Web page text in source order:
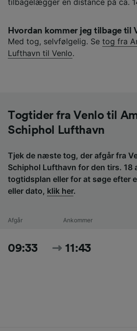
Hvordan kommer jeg tilbage til
Med tog, selvfølgelig. Se tog fra
Lufthavn til Venlo.
Togtider fra Venlo til
Schiphol Lufthavn
Tjek de næste tog, der afgår fra
Schiphol Lufthavn for den tirs. 18
togtidsplan eller for at søge efter
eller dato, klik her.
Afgår Ankommer
09:33 11:43